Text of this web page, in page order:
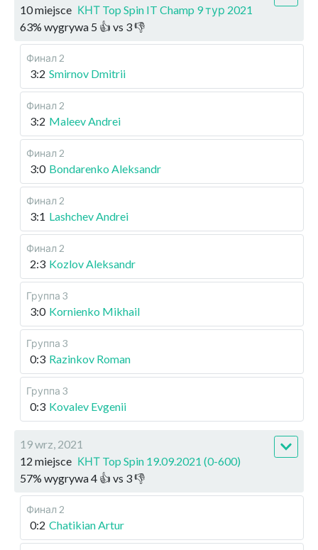
10 miejsce КНТ Top Spin IT Champ 9 тур 2021
63% wygrywa 5 👍 vs 3👎
Финал 2
3:2 Smirnov Dmitrii
Финал 2
3:2 Maleev Andrei
Финал 2
3:0 Bondarenko Aleksandr
Финал 2
3:1 Lashchev Andrei
Финал 2
2:3 Kozlov Aleksandr
Группа 3
3:0 Kornienko Mikhail
Группа 3
0:3 Razinkov Roman
Группа 3
0:3 Kovalev Evgenii
19 wrz, 2021
12 miejsce КНТ Top Spin 19.09.2021 (0-600)
57% wygrywa4 👍 vs 3👎
Финал 2
0:2 Chatikian Artur